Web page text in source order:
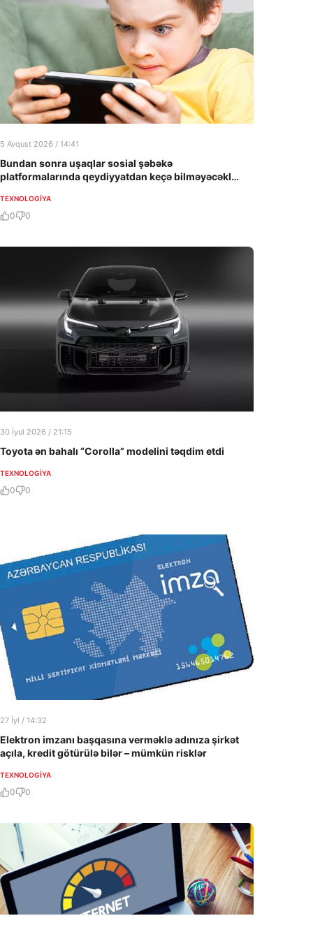
5 Avqust 2026 / 14:41
Bundan sonra uşaqlar sosial şəbəkə
platformalarında qeydiyyatdan keçə bilməyəcəklər
TEXNOLOGIYA
0 0
30 İyul 2026 / 21:15
Toyota ən bahalı “Corolla” modelini təqdim etdi
TEXNOLOGIYA
0 0
27 İyl / 14:32
Elektron imzanı başqasına verməklə adınıza şirkət
açıla, kredit götürülə bilər – mümkün risklər
TEXNOLOGIYA
0 0